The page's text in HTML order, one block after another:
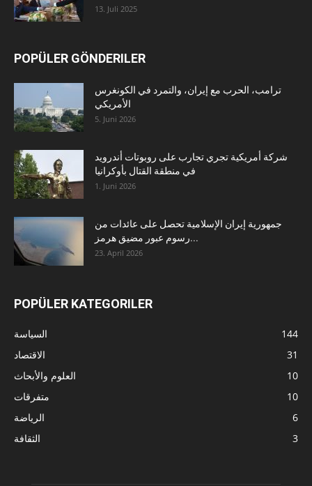
13. Juli 2025
POPÜLER GÖNDERILER
ترامب، الحرب مع إيران، والتمرد في الكونغرس
الأمريكي
5. Juni 2026
شركة أمريكية تجري تجارب على روبوتات أندرويد
في منطقة القتال بأوكرانيا
1. Juni 2026
جمهورية إيران الإسلامية تحصل على عائدات من
رسوم عبور مضيق هرمز...
23. April 2026
POPÜLER KATEGORILER
السياسة
144
الاقتصاد
31
العلوم والأبحاث
10
متفرقات
10
الرياضة
6
الثقافة
3